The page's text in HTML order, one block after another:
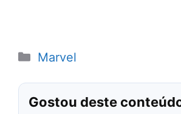
Categorias
Marvel
Gostou deste